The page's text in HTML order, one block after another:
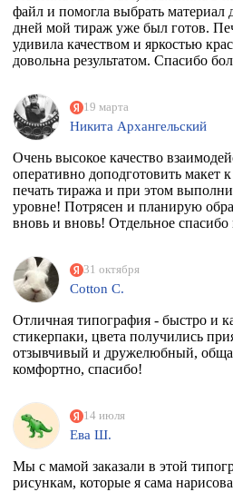
файл и помогла выбрать материал
дней мой тираж уже был готов.
удивила качеством и яркостью
довольна результатом. Спасибо
19 марта
Никита Архангельский
Очень высокое качество
оперативно доподготовить макет
печать тиража и при этом
уровне! Потрясен и планирую
вновь и вновь! Отдельное
31 октября
Cotton C.
Отличная типография - быстро и
стикерпаки, цвета получились
отзывчивый и дружелюбный,
комфортно, спасибо!
14 июля
Ева Ш.
Мы с мамой заказали в этой
рисункам, которые я сама